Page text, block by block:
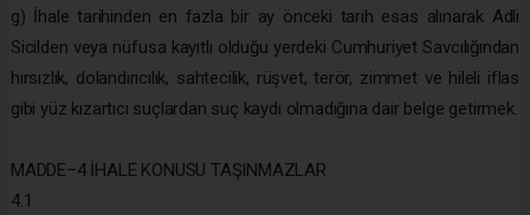
g) İhale tarihinden en fazla bir ay önceki tarih esas alınarak Adli
Sicilden veya nüfusa kayıtlı olduğu yerdeki Cumhuriyet Savcılığından
hırsızlık, dolandırıcılık, sahtecilik, rüşvet, terör, zimmet ve hileli iflas
gibi yüz kızartıcı suçlardan suç kaydı olmadığına dair belge getirmek.
MADDE–4 İHALE KONUSU TAŞINMAZLAR
4.1